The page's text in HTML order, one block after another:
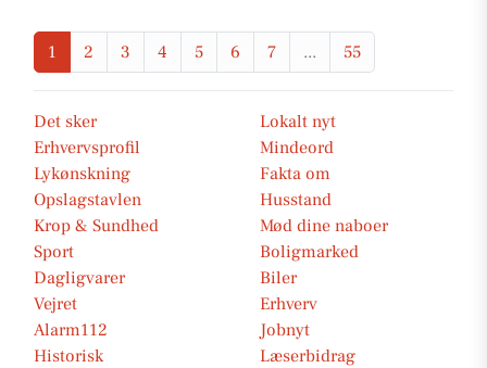
1 2 3 4 5 6 7 ... 55
Det sker
Lokalt nyt
Erhvervsprofil
Mindeord
Lykønskning
Fakta om
Opslagstavlen
Husstand
Krop & Sundhed
Mød dine naboer
Sport
Boligmarked
Dagligvarer
Biler
Vejret
Erhverv
Alarm112
Jobnyt
Historisk
Læserbidrag